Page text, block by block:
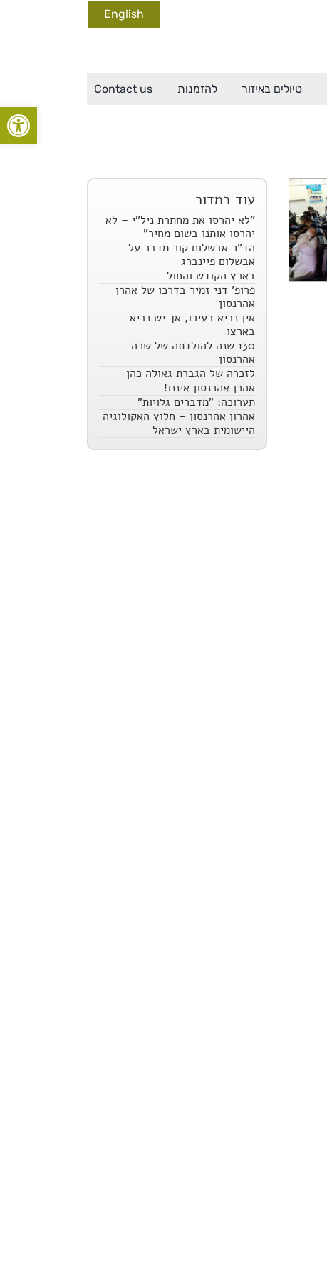
פתח
English
טיולים באיזור להזמנות Contact us
עוד במדור
"לא יהרסו את מחתרת ניל"י – לא
יהרסו אותנו בשום מחיר"
הד"ר אבשלום קור מדבר על
אבשלום פיינברג
בארץ הקודש והחול
פרופ' דני זמיר בדרכו של אהרן
אהרנסון
אין נביא בעירו, אך יש נביא
בארצו
130 שנה להולדתה של שרה
אהרנסון
לזכרה של הגברת גאולה כהן
אהרן אהרנסון איננו!
תערוכה: "מדברים גלויות"
אהרון אהרנסון – חלוץ האקולוגיה
היישומית בארץ ישראל